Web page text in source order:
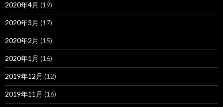
2020年4月 (19)
2020年3月 (17)
2020年2月 (15)
2020年1月 (16)
2019年12月 (12)
2019年11月 (16)